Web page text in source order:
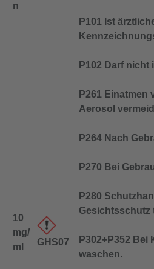
n
10
mg/
ml
GHS07
P101 Ist
P102 Darf
P261 Einatmen
Aerosol
P264 Nach
P270 Bei
P280
Gesichtsschutz
P302+P352 Bei
waschen.